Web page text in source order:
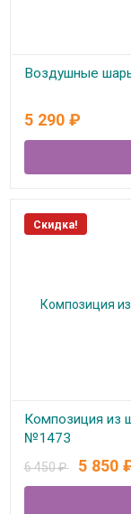
Воздушные
5 290 ₽
Скидка!
Композиция из
№1473
В наличии
6 450₽ 5 850